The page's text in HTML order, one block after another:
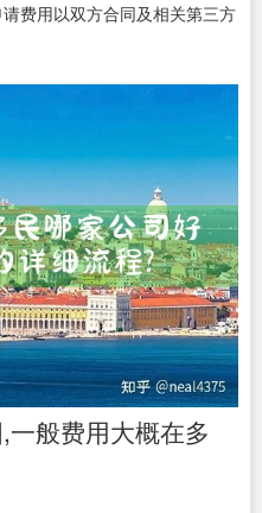
费用以双方合同及相关第三方
般费用大概在多